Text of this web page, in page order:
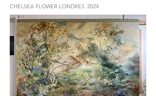
CHELSEA FLOWER LONDRES 2024